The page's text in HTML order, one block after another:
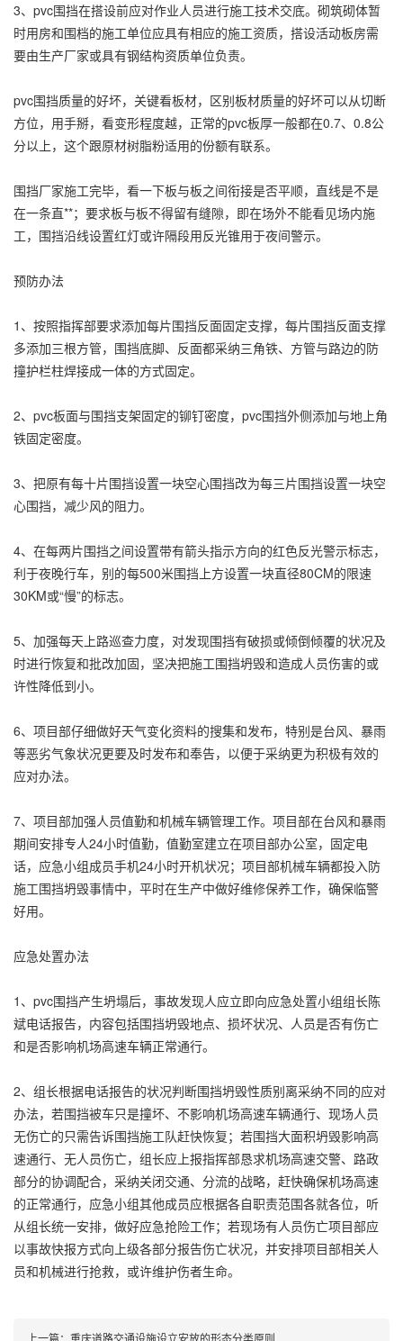
3、pvc围挡在搭设前应对作业人员进行施工技术交底。砌筑砌体暂
时用房和围档的施工单位应具有相应的施工资质，搭设活动板房需
要由生产厂家或具有钢结构资质单位负责。
pvc围挡质量的好坏，关键看板材，区别板材质量的好坏可以从切断
方位，用手掰，看变形程度越，正常的pvc板厚一般都在0.7、0.8公
分以上，这个跟原材树脂粉适用的份额有联系。
围挡厂家施工完毕，看一下板与板之间衔接是否平顺，直线是不是
在一条直**；要求板与板不得留有缝隙，即在场外不能看见场内施
工，围挡沿线设置红灯或许隔段用反光锥用于夜间警示。
预防办法
1、按照指挥部要求添加每片围挡反面固定支撑，每片围挡反面支撑
多添加三根方管，围挡底脚、反面都采纳三角铁、方管与路边的防
撞护栏柱焊接成一体的方式固定。
2、pvc板面与围挡支架固定的铆钉密度，pvc围挡外侧添加与地上角
铁固定密度。
3、把原有每十片围挡设置一块空心围挡改为每三片围挡设置一块空
心围挡，减少风的阻力。
4、在每两片围挡之间设置带有箭头指示方向的红色反光警示标志，
利于夜晚行车，别的每500米围挡上方设置一块直径80CM的限速
30KM或“慢”的标志。
5、加强每天上路巡查力度，对发现围挡有破损或倾倒倾覆的状况及
时进行恢复和批改加固，坚决把施工围挡坍毁和造成人员伤害的或
许性降低到小。
6、项目部仔细做好天气变化资料的搜集和发布，特别是台风、暴雨
等恶劣气象状况更要及时发布和奉告，以便于采纳更为积极有效的
应对办法。
7、项目部加强人员值勤和机械车辆管理工作。项目部在台风和暴雨
期间安排专人24小时值勤，值勤室建立在项目部办公室，固定电
话，应急小组成员手机24小时开机状况；项目部机械车辆都投入防
施工围挡坍毁事情中，平时在生产中做好维修保养工作，确保临警
好用。
应急处置办法
1、pvc围挡产生坍塌后，事故发现人应立即向应急处置小组组长陈
斌电话报告，内容包括围挡坍毁地点、损坏状况、人员是否有伤亡
和是否影响机场高速车辆正常通行。
2、组长根据电话报告的状况判断围挡坍毁性质别离采纳不同的应对
办法，若围挡被车只是撞坏、不影响机场高速车辆通行、现场人员
无伤亡的只需告诉围挡施工队赶快恢复；若围挡大面积坍毁影响高
速通行、无人员伤亡，组长应上报指挥部恳求机场高速交警、路政
部分的协调配合，采纳关闭交通、分流的战略，赶快确保机场高速
的正常通行，应急小组其他成员应根据各自职责范围各就各位，听
从组长统一安排，做好应急抢险工作；若现场有人员伤亡项目部应
以事故快报方式向上级各部分报告伤亡状况，并安排项目部相关人
员和机械进行抢救，或许维护伤者生命。
上一篇： 重庆道路交通设施设立安放的形态分类原则